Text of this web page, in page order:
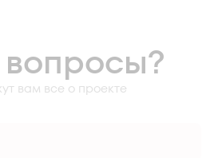
вам все о проекте